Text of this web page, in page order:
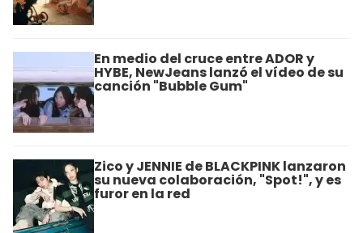
En medio del cruce entre ADOR y
HYBE, NewJeans lanzó el vídeo de su
canción "Bubble Gum"
Zico y JENNIE de BLACKPINK lanzaron
su nueva colaboración, "Spot!", y es
furor en la red